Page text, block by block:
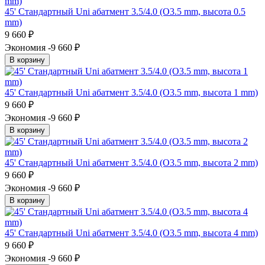
45' Стандартный Uni абатмент 3.5/4.0 (O3.5 mm, высота 0.5
mm)
9 660 ₽
Экономия -9 660 ₽
В корзину
45' Стандартный Uni абатмент 3.5/4.0 (O3.5 mm, высота 1 mm)
9 660 ₽
Экономия -9 660 ₽
В корзину
45' Стандартный Uni абатмент 3.5/4.0 (O3.5 mm, высота 2 mm)
9 660 ₽
Экономия -9 660 ₽
В корзину
45' Стандартный Uni абатмент 3.5/4.0 (O3.5 mm, высота 4 mm)
9 660 ₽
Экономия -9 660 ₽